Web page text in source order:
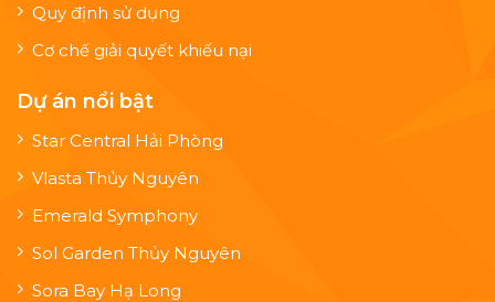
Quy định sử dụng
Cơ chế giải quyết khiếu nại
Dự án nổi bật
Star Central Hải Phòng
Vlasta Thủy Nguyên
Emerald Symphony
Sol Garden Thủy Nguyên
Sora Bay Hạ Long